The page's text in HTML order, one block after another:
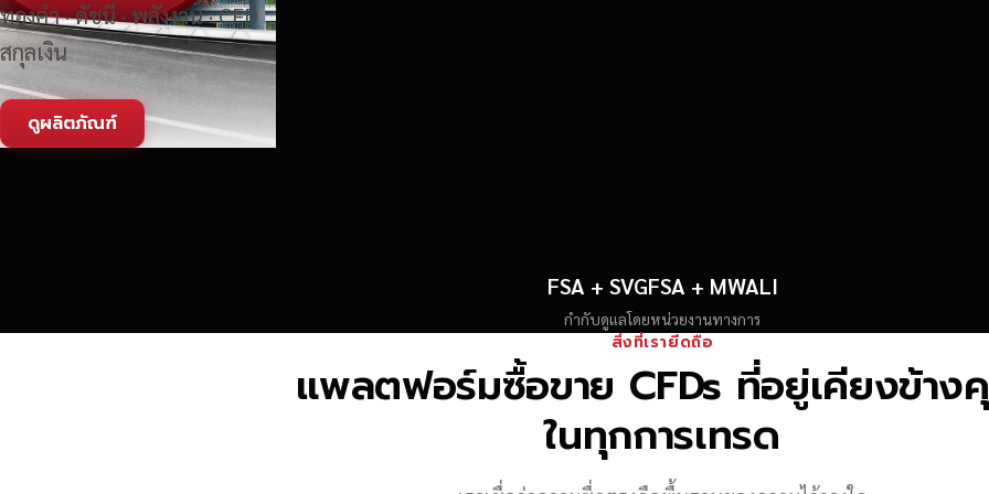
ทองคำ · ดัชนี · พลังงาน · CFD
สกุลเงิน
ดูผลิตภัณฑ์
FSA + SVGFSA + MWALI
กำกับดูแลโดยหน่วยงานทางการ
สิ่งที่เรายึดถือ
แพลตฟอร์มซื้อขาย CFDs ที่อยู่เคียงข้า
ในทุกการเทรด